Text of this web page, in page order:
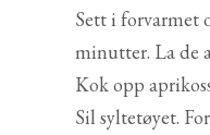
Sett i forvarmet
minutter. La de
Kok opp
Sil syltetøyet.